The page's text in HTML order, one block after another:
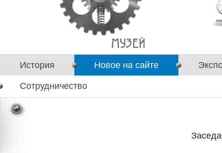
История Новое на сайте
Сотрудничество